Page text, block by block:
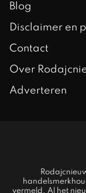
Blog
Disclaimer en
Contact
Over
Adverteren
vermeld. Al het